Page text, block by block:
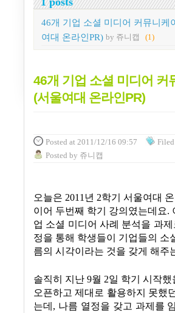
46개 기업 소셜 미디어 커뮤니케
여대 온라인PR) by 쥬니캡 (1)
46개 기업 소셜 미디어 커
(서울여대 온라인PR)
Posted at 2011/12/16 09:57 Filed
Posted by 쥬니캡
오늘은 2011년 2학기 서울여대
이어 두번째 학기 강의였는데요.
업 소셜 미디어 사례 분석을 과
정을 통해 학생들이 기업들의 소
름의 시각이라는 것을 갖게 해주
솔직히 지난 9월 2일 학기 시작
오픈하고 제대로 활용하지 못했
는데, 나름 열정을 갖고 과제를